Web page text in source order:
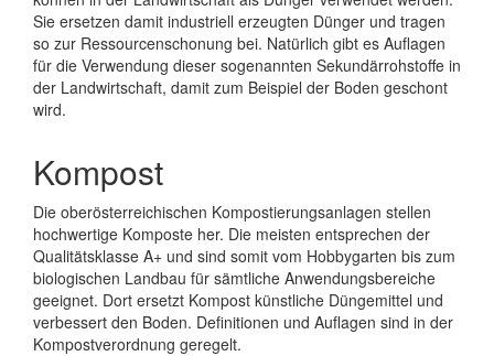
Sie ersetzen damit industriell erzeugten Dünger und tragen
so zur Ressourcenschonung bei. Natürlich gibt es Auflagen
für die Verwendung dieser sogenannten Sekundärrohstoffe in
der Landwirtschaft, damit zum Beispiel der Boden geschont
wird.
Kompost
Die oberösterreichischen Kompostierungsanlagen stellen
hochwertige Komposte her. Die meisten entsprechen der
Qualitätsklasse A+ und sind somit vom Hobbygarten bis zum
biologischen Landbau für sämtliche Anwendungsbereiche
geeignet. Dort ersetzt Kompost künstliche Düngemittel und
verbessert den Boden. Definitionen und Auflagen sind in der
Kompostverordnung geregelt.